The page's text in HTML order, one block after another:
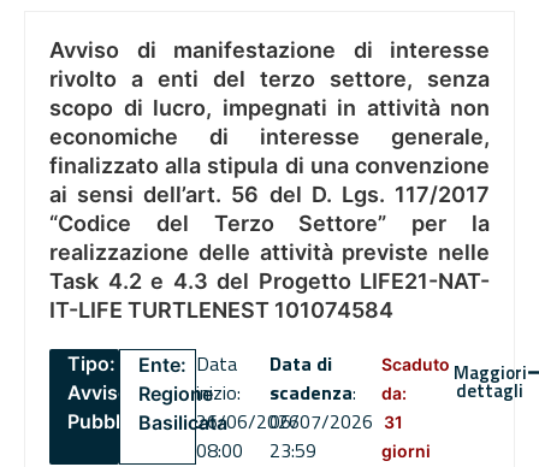
Avviso di manifestazione di interesse
rivolto a enti del terzo settore, senza
scopo di lucro, impegnati in attività non
economiche di interesse generale,
finalizzato alla stipula di una convenzione
ai sensi dell’art. 56 del D. Lgs. 117/2017
“Codice del Terzo Settore” per la
realizzazione delle attività previste nelle
Task 4.2 e 4.3 del Progetto LIFE21-NAT-
IT-LIFE TURTLENEST 101074584
Tipo:
Avviso
Pubblico
Ente:
Regione
Basilicata
Data
inizio:
26/06/2026
08:00
Data di
scadenza:
06/07/2026
23:59
Scaduto
da:
31
giorni
Maggiori
dettagli